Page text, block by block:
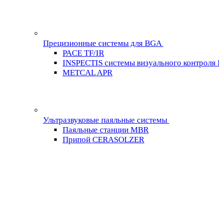
Прецизионные системы для BGA
PACE TF/IR
INSPECTIS системы визуального контроля
METCAL APR
Ультразвуковые паяльные системы
Паяльные станции MBR
Припой CERASOLZER